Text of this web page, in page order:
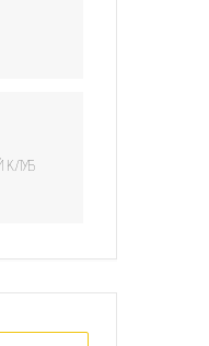
КЛУБ